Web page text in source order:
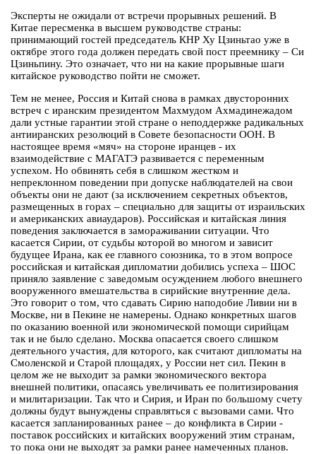
Эксперты не ожидали от встречи прорывных решений. В
Китае пересменка в высшем руководстве страны:
принимающий гостей председатель КНР Ху Цзиньтао уже в
октябре этого года должен передать свой пост преемнику – Си
Цзиньпину. Это означает, что ни на какие прорывные шаги
китайское руководство пойти не сможет.
Тем не менее, Россия и Китай снова в рамках двусторонних
встреч с иранским президентом Махмудом Ахмадинежадом
дали устные гарантии этой стране о неподдержке радикальных
антииранских резолюций в Совете безопасности ООН. В
настоящее время «мяч» на стороне иранцев - их
взаимодействие с МАГАТЭ развивается с переменным
успехом. Но обвинять себя в слишком жестком и
непреклонном поведении при допуске наблюдателей на свои
объекты они не дают (за исключением секретных объектов,
размещенных в горах – специально для защиты от израильских
и американских авиаударов). Российская и китайская линия
поведения заключается в замораживании ситуации. Что
касается Сирии, от судьбы которой во многом и зависит
будущее Ирана, как ее главного союзника, то в этом вопросе
российская и китайская дипломатии добились успеха – ШОС
приняло заявление с заведомым осуждением любого внешнего
вооруженного вмешательства в сирийские внутренние дела.
Это говорит о том, что сдавать Сирию наподобие Ливии ни в
Москве, ни в Пекине не намерены. Однако конкретных шагов
по оказанию военной или экономической помощи сирийцам
так и не было сделано. Москва опасается своего слишком
деятельного участия, для которого, как считают дипломаты на
Смоленской и Старой площадях, у России нет сил. Пекин в
целом же не выходит за рамки экономического вектора
внешней политики, опасаясь увеличивать ее политизирования
и милитаризации. Так что и Сирия, и Иран по большому счету
должны будут вынуждены справляться с вызовами сами. Что
касается запланированных ранее – до конфликта в Сирии -
поставок российских и китайских вооружений этим странам,
то пока они не выходят за рамки ранее намеченных планов.